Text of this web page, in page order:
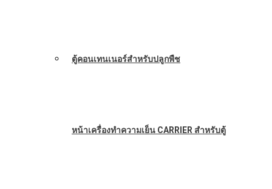
ตู้คอนเทนเนอร์สำหรับปลูกพืช
หน้าเครื่องทำความเย็น CARRIER สำหรับตู้